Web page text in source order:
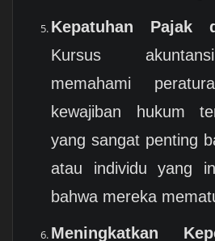
Kepatuhan Pajak
Kursus
memahami
kewajiban hukum
yang sangat penting
atau individu yang
bahwa mereka
Meningkatkan